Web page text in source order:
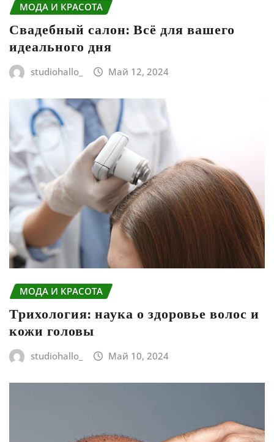
МОДА И КРАСОТА
Свадебный салон: Всё для вашего
идеального дня
studiohallo_ Май 12, 2024
МОДА И КРАСОТА
Трихология: наука о здоровье волос и
кожи головы
studiohallo_ Май 10, 2024